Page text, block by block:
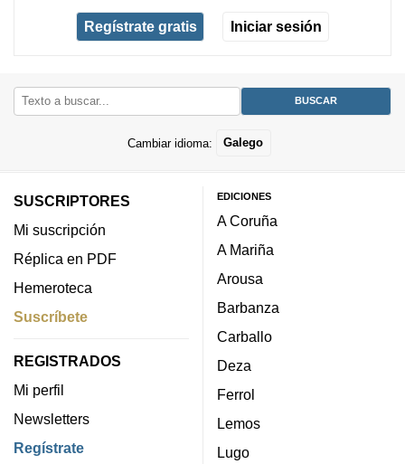
Regístrate gratis Iniciar sesión
Cambiar idioma: Galego
SUSCRIPTORES
Mi suscripción
Réplica en PDF
Hemeroteca
Suscríbete
REGISTRADOS
Mi perfil
Newsletters
Regístrate
EDICIONES
A Coruña
A Mariña
Arousa
Barbanza
Carballo
Deza
Ferrol
Lemos
Lugo